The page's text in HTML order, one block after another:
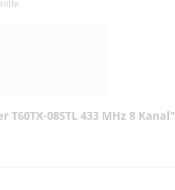
08STL 433 MHz 8 Kanal"